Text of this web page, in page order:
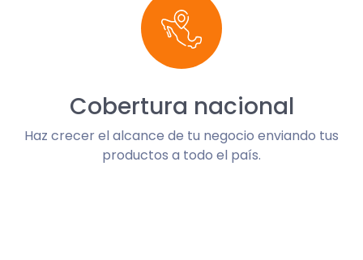
Cobertura nacional
Haz crecer el alcance de tu negocio enviando tus
productos a todo el país.